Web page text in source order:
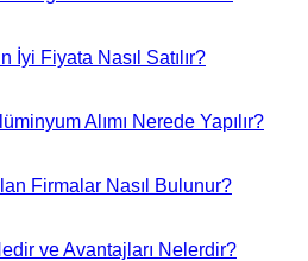
İyi Fiyata Nasıl Satılır?
Alımı Nerede Yapılır?
Firmalar Nasıl Bulunur?
ve Avantajları Nelerdir?